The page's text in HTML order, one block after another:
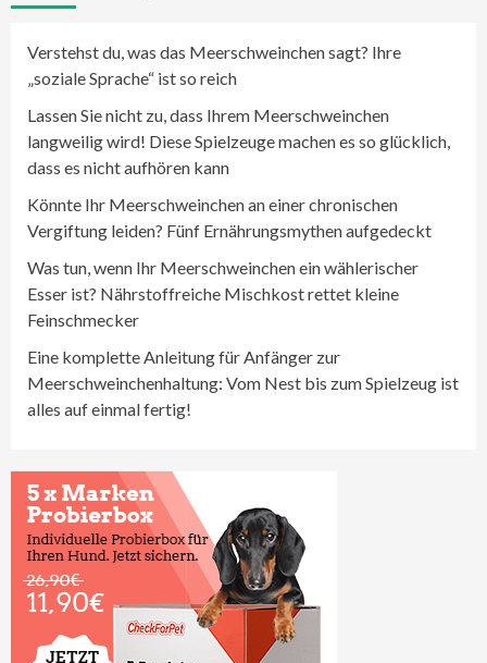
Verstehst du, was das Meerschweinchen sagt? Ihre
„soziale Sprache“ ist so reich
Lassen Sie nicht zu, dass Ihrem Meerschweinchen
langweilig wird! Diese Spielzeuge machen es so glücklich,
dass es nicht aufhören kann
Könnte Ihr Meerschweinchen an einer chronischen
Vergiftung leiden? Fünf Ernährungsmythen aufgedeckt
Was tun, wenn Ihr Meerschweinchen ein wählerischer
Esser ist? Nährstoffreiche Mischkost rettet kleine
Feinschmecker
Eine komplette Anleitung für Anfänger zur
Meerschweinchenhaltung: Vom Nest bis zum Spielzeug ist
alles auf einmal fertig!